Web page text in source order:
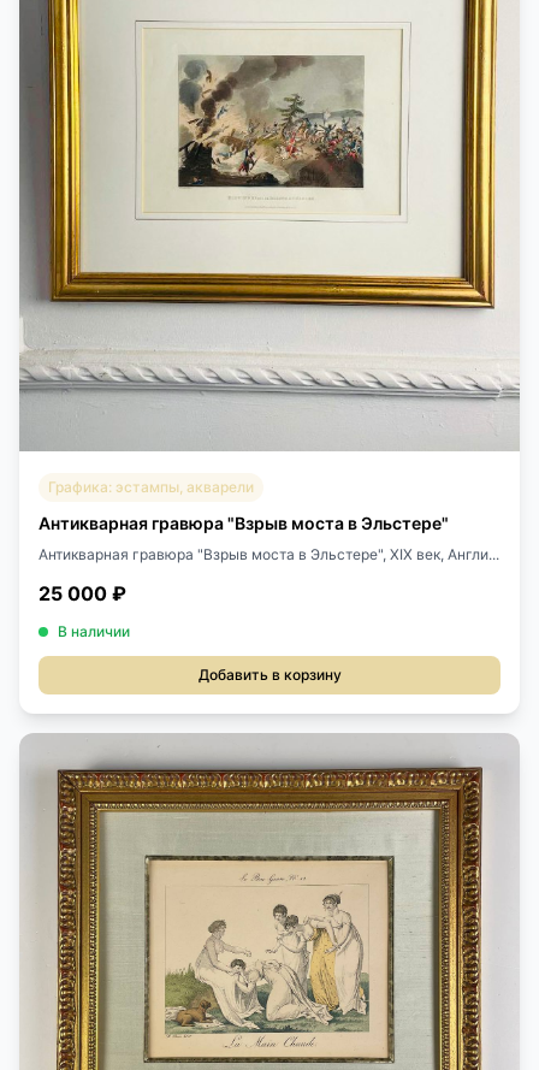
Графика: эстампы, акварели
Антикварная гравюра "Взрыв моста в Эльстере"
Антикварная гравюра "Взрыв моста в Эльстере", ХIХ век, Англи...
25 000 ₽
В наличии
Добавить в корзину